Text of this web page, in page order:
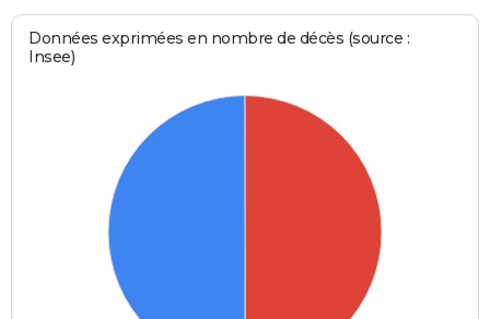
Données exprimées en nombre de décès (source :
Insee)